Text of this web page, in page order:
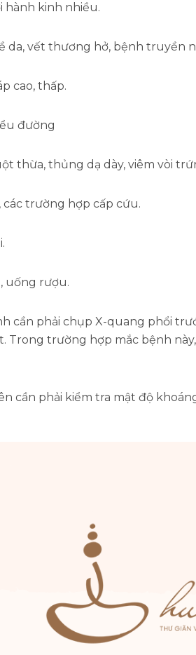
hành kinh nhiều.
da, vết thương hở, bệnh truyền
cao, thấp.
đường
thừa, thủng dạ dày, viêm vòi
các trường hợp cấp cứu.
uống rượu.
cần phải chụp X-quang phổi
Trong trường hợp mắc bệnh
cần phải kiểm tra mật độ